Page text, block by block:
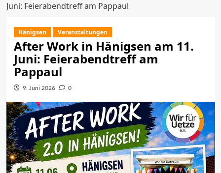
Juni: Feierabendtreff am Pappaul
Hänigsen Veranstaltungen
After Work in Hänigsen am 11.
Juni: Feierabendtreff am
Pappaul
9. Juni 2026 0